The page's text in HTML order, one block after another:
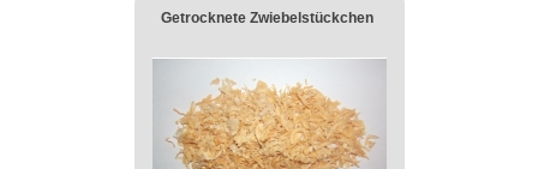
Getrocknete Zwiebelstückchen